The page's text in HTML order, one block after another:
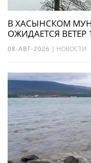
В ХАСЫНСКОМ
ОЖИДАЕТСЯ ВЕТЕР
08-АВГ-2026 | НОВОСТИ